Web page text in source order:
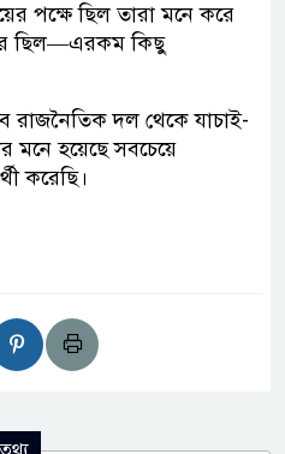
পক্ষে ছিল তারা মনে করে
ছিল—এরকম কিছু
রাজনৈতিক দল থেকে যাচাই-
মনে হয়েছে সবচেয়ে
করেছি।